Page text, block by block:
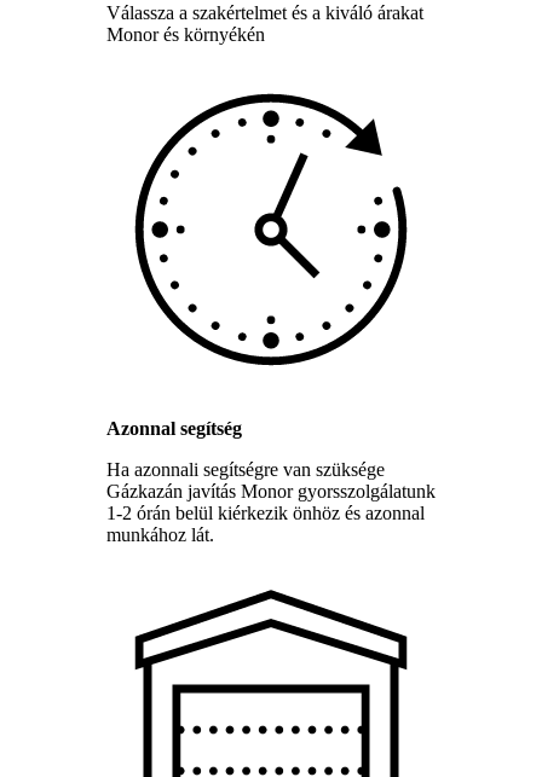
Válassza a szakértelmet és a kiváló árakat
Monor és környékén
Azonnal segítség
Ha azonnali segítségre van szüksége
Gázkazán javítás Monor gyorsszolgálatunk
1-2 órán belül kiérkezik önhöz és azonnal
munkához lát.